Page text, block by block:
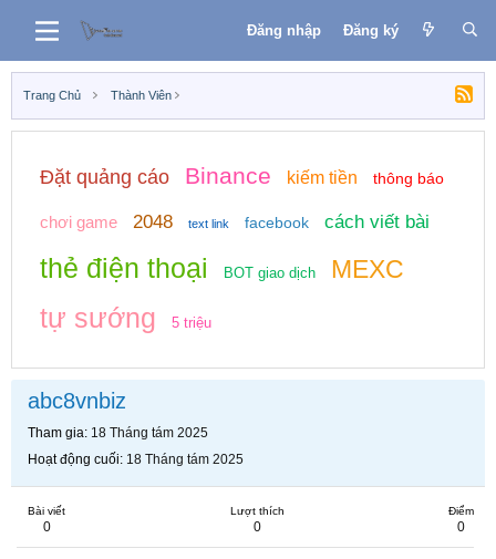
Đăng nhập Đăng ký
Trang Chủ Thành Viên
Đặt quảng cáo Binance kiếm tiền thông báo
chơi game 2048 text link facebook cách viết bài
thẻ điện thoại BOT giao dịch MEXC
tự sướng 5 triệu
abc8vnbiz
Tham gia 18 Tháng tám 2025
Hoạt động cuối 18 Tháng tám 2025
Bài viết
0
Lượt thích
0
Điểm
0